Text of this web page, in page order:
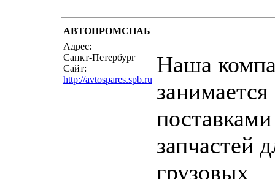
АВТОПРОМСНАБ
Адрес:
Санкт-Петербург
Сайт:
http://avtospares.spb.ru
Наша
занимается
поставками
запчастей
грузовых